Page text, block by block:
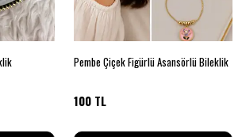
Pembe Çiçek Figürlü Asansörlü Bileklik
100 TL